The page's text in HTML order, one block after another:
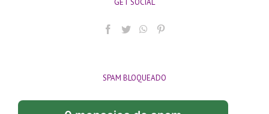
SPAM BLOQUEADO